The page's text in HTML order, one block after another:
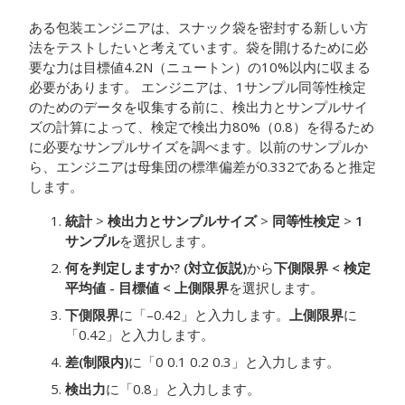
ある包装エンジニアは、スナック袋を密封する新しい方
法をテストしたいと考えています。袋を開けるために必
要な力は目標値4.2N（ニュートン）の10%以内に収まる
必要があります。
エンジニアは、1サンプル同等性検定
のためのデータを収集する前に、検出力とサンプルサイ
ズの計算によって、検定で検出力80%（0.8）を得るため
に必要なサンプルサイズを調べます。以前のサンプルか
ら、エンジニアは母集団の標準偏差が0.332であると推定
します。
統計> 検出力とサンプルサイズ> 同等性検定 > 1
サンプルを選択します。
何を判定しますか? (対立仮説)から下側限界 < 検定
平均値 - 目標値 < 上側限界を選択します。
下側限界に「–0.42」 と入力します。 上側限界に
「0.42」 と入力します。
差(制限内)に「0 0.1 0.2 0.3」 と入力します。
検出力に「0.8」 と入力します。